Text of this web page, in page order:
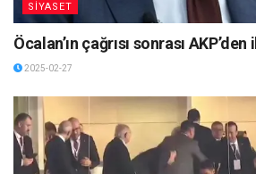
SİYASET
Öcalan’ın çağrısı sonrası
2025-02-27